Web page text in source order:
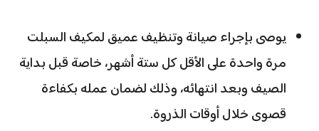
يوصى بإجراء صيانة وتنظيف عميق لمكيف السبلت
مرة واحدة على الأقل كل ستة أشهر، خاصة قبل بداية
الصيف وبعد انتهائه، وذلك لضمان عمله بكفاءة
قصوى خلال أوقات الذروة.